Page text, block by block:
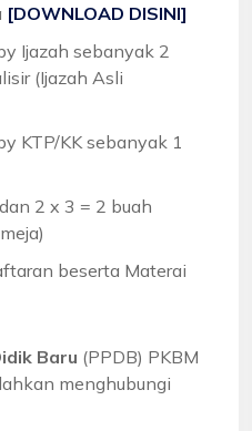
[DOWNLOAD DISINI]
Ijazah sebanyak 2
(Ijazah Asli
KTP/KK sebanyak 1
2 x 3 = 2 buah
beserta Materai
Baru (PPDB) PKBM
menghubungi